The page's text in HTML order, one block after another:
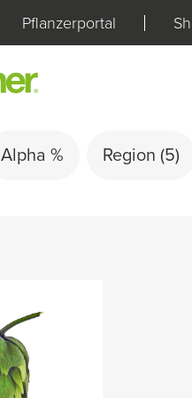
Pflanzerportal
Alpha % Region (5)